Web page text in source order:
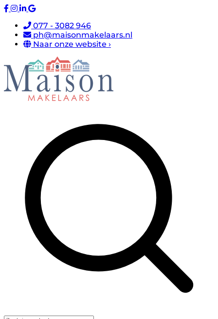
077 - 3082 946
ph@maisonmakelaars.nl
Naar onze website ›